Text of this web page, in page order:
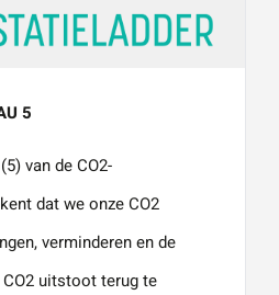
5
van de CO2-
dat we onze CO2
verminderen en de
uitstoot terug te